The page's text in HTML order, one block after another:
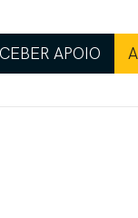
APOIO